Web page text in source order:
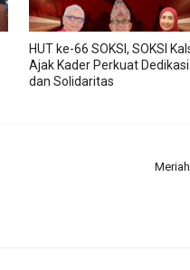
HUT ke-66 SOKSI, SOKSI
Ajak Kader Perkuat Dedikasi
dan Solidaritas